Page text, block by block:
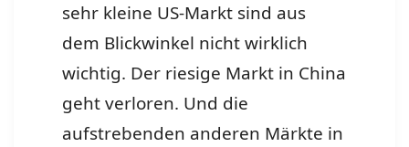
sehr kleine US-Markt sind aus
dem Blickwinkel nicht wirklich
wichtig. Der riesige Markt in China
geht verloren. Und die
aufstrebenden anderen Märkte in